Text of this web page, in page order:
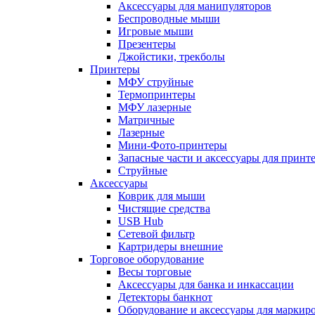
Аксессуары для манипуляторов
Беспроводные мыши
Игровые мыши
Презентеры
Джойстики, трекболы
Принтеры
МФУ струйные
Термопринтеры
МФУ лазерные
Матричные
Лазерные
Мини-Фото-принтеры
Запасные части и аксессуары для
Струйные
Аксессуары
Коврик для мыши
Чистящие средства
USB Hub
Сетевой фильтр
Картридеры внешние
Торговое оборудование
Весы торговые
Аксессуары для банка и инкассации
Детекторы банкнот
Оборудование и аксессуары для